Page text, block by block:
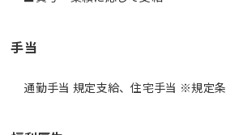
手当
通勤手当 規定支給、住宅手当 ※規定